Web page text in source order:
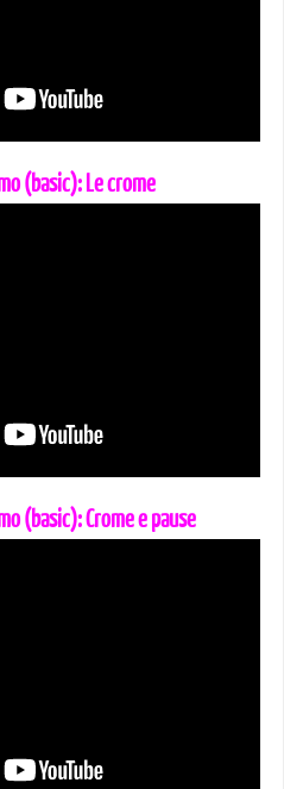
(basic): Le crome
(basic): Crome e pause